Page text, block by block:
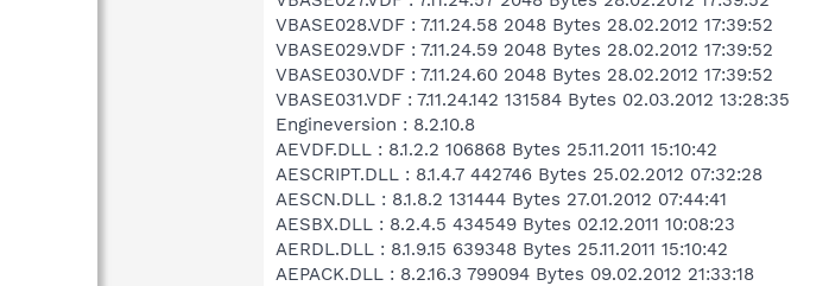
VBASE028.VDF : 7.11.24.58 2048 Bytes 28.02.2012 17:39:52
VBASE029.VDF : 7.11.24.59 2048 Bytes 28.02.2012 17:39:52
VBASE030.VDF : 7.11.24.60 2048 Bytes 28.02.2012 17:39:52
VBASE031.VDF : 7.11.24.142 131584 Bytes 02.03.2012 13:28:35
Engineversion : 8.2.10.8
AEVDF.DLL : 8.1.2.2 106868 Bytes 25.11.2011 15:10:42
AESCRIPT.DLL : 8.1.4.7 442746 Bytes 25.02.2012 07:32:28
AESCN.DLL : 8.1.8.2 131444 Bytes 27.01.2012 07:44:41
AESBX.DLL : 8.2.4.5 434549 Bytes 02.12.2011 10:08:23
AERDL.DLL : 8.1.9.15 639348 Bytes 25.11.2011 15:10:42
AEPACK.DLL : 8.2.16.3 799094 Bytes 09.02.2012 21:33:18